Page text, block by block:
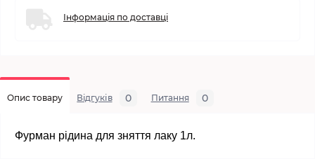
Інформація по доставці
Опис товару Відгуків 0 Питання 0
Фурман рідина для зняття лаку 1л.